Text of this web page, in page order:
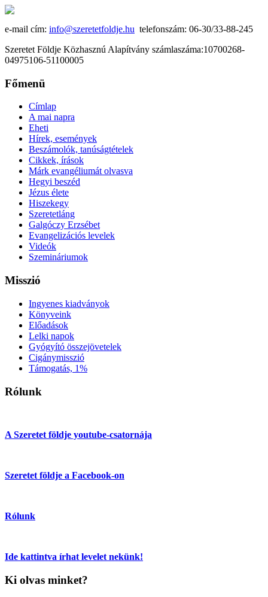
e-mail cím: info@szeretetfoldje.hu telefonszám: 06-30/33-88-245
Szeretet Földje Közhasznú Alapítvány számlaszáma:10700268-
04975106-51100005
Főmenü
Címlap
A mai napra
Eheti
Hírek, események
Beszámolók, tanúságtételek
Cikkek, írások
Márk evangéliumát olvasva
Hegyi beszéd
Jézus élete
Hiszekegy
Szeretetláng
Galgóczy Erzsébet
Evangelizációs levelek
Videók
Szemináriumok
Misszió
Ingyenes kiadványok
Könyveink
Előadások
Lelki napok
Gyógyító összejövetelek
Cigánymisszió
Támogatás, 1%
Rólunk
A Szeretet földje youtube-csatornája
Szeretet földje a Facebook-on
Rólunk
Ide kattintva írhat levelet nekünk!
Ki olvas minket?